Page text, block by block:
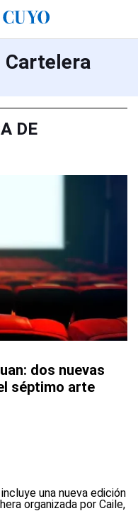
DE
dos nuevas
séptimo arte